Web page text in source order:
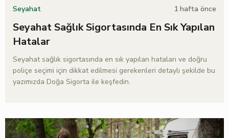
Seyahat 1 hafta önce
Seyahat Sağlık Sigortasında En Sık Yapılan
Hatalar
Seyahat sağlık sigortasında en sık yapılan hataları ve doğru
poliçe seçimi için dikkat edilmesi gerekenleri detaylı şekilde bu
yazımızda Doğa Sigorta ile keşfedin.